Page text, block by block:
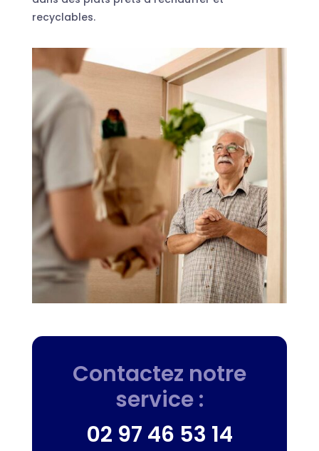
recyclables.
Contactez notre
service :
02 97 46 53 14